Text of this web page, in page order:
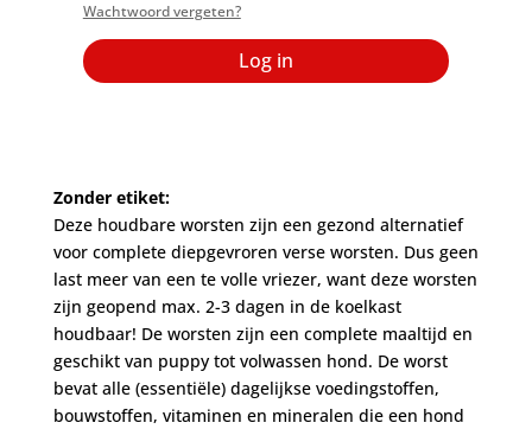
Wachtwoord vergeten?
Log in
Zonder etiket:
Deze houdbare worsten zijn een gezond alternatief
voor complete diepgevroren verse worsten. Dus geen
last meer van een te volle vriezer, want deze worsten
zijn geopend max. 2-3 dagen in de koelkast
houdbaar! De worsten zijn een complete maaltijd en
geschikt van puppy tot volwassen hond. De worst
bevat alle (essentiële) dagelijkse voedingstoffen,
bouwstoffen, vitaminen en mineralen die een hond